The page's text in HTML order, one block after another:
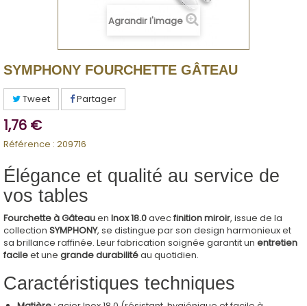
Agrandir l'image
SYMPHONY FOURCHETTE GÂTEAU
Tweet Partager
1,76 €
Référence : 209716
Élégance et qualité au service de
vos tables
Fourchette à Gâteauen Inox 18.0avecfinition miroir, issue de la
collection SYMPHONY, se distingue par son design harmonieux et
sa brillance raffinée. Leur fabrication soignée garantit un entretien
facileet une grande durabilitéau quotidien.
Caractéristiques techniques